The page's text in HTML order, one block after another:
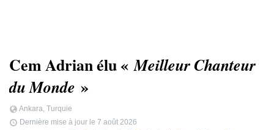
Cem Adrian élu «Meilleur Chanteur
du Monde »
Ankara, Turquie
Dernière mise à jour le 7 août 2026